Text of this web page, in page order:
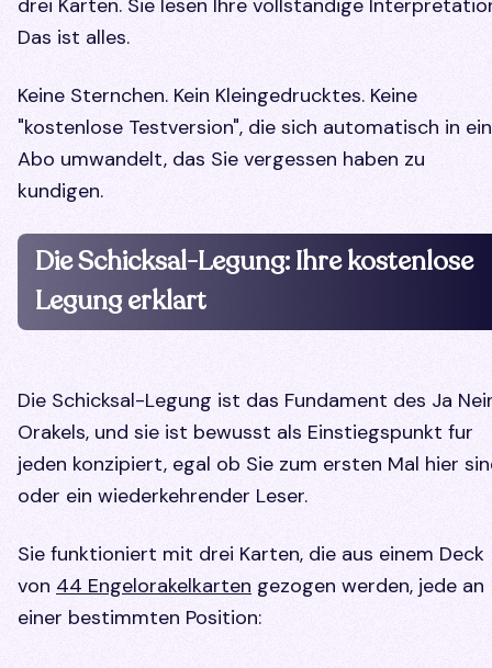
drei Karten. Sie lesen Ihre vollstandige
Das ist alles.
Keine Sternchen. Kein Kleingedrucktes. Keine
"kostenlose Testversion", die sich automatisch in ein
Abo umwandelt, das Sie vergessen haben zu
kundigen.
Die Schicksal-Legung: Ihre kostenlose
Legung erklart
Die Schicksal-Legung ist das Fundament des Ja
Orakels, und sie ist bewusst als Einstiegspunkt fur
jeden konzipiert, egal ob Sie zum ersten Mal hier
oder ein wiederkehrender Leser.
Sie funktioniert mit drei Karten, die aus einem Deck
von 44 Engelorakelkarten gezogen werden, jede an
einer bestimmten Position: